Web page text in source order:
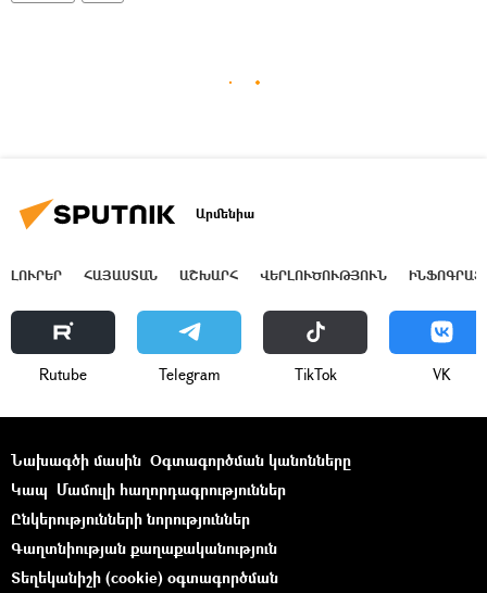
Արմենիա
ԼՈՒՐԵՐ ՀԱՅԱՍՏԱՆ ԱՇԽԱՐՀ ՎԵՐԼՈՒԾՈՒԹՅՈՒՆ
Rutube Telegram ТikТоk VK
Նախագծի մասին Օգտագործման կանոնները
Կապ Մամուլի հաղորդագրություններ
Ընկերությունների նորություններ
Գաղտնիության քաղաքականություն
Տեղեկանիշի (cookie) օգտագործման